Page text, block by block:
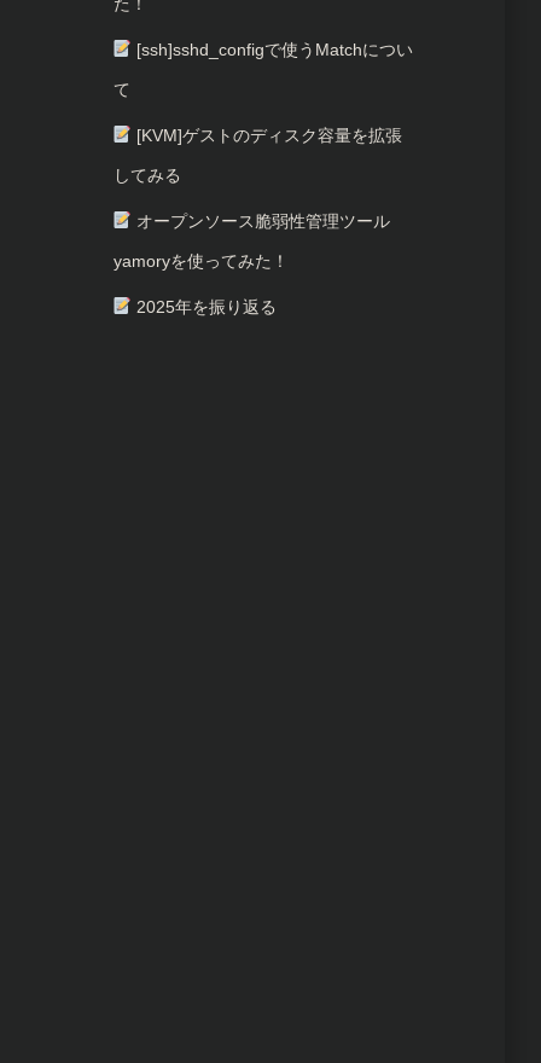
[ssh]sshd_configで使うMatchについ
て
[KVM]ゲストのディスク容量を拡張
してみる
オープンソース脆弱性管理ツール
yamoryを使ってみた！
2025年を振り返る